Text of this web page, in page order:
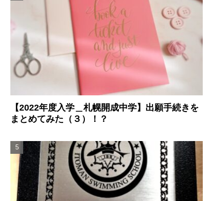
【2022年度入学＿札幌開成中学】出願手続きを
まとめてみた（３）！？